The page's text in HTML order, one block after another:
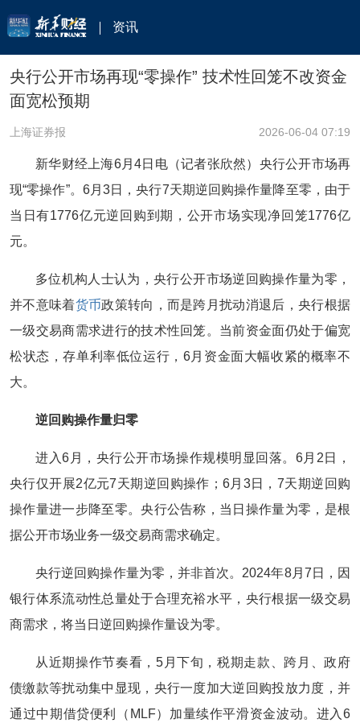
资讯
央行公开市场再现“零操作” 技术性回笼不改资金
面宽松预期
上海证券报 2026-06-04 07:19
新华财经上海6月4日电（记者张欣然）央行公开市场再
现“零操作”。6月3日，央行7天期逆回购操作量降至零，由于
当日有1776亿元逆回购到期，公开市场实现净回笼1776亿
元。
多位机构人士认为，央行公开市场逆回购操作量为零，
并不意味着货币政策转向，而是跨月扰动消退后，央行根据
一级交易商需求进行的技术性回笼。当前资金面仍处于偏宽
松状态，存单利率低位运行，6月资金面大幅收紧的概率不
大。
逆回购操作量归零
进入6月，央行公开市场操作规模明显回落。6月2日，
央行仅开展2亿元7天期逆回购操作；6月3日，7天期逆回购
操作量进一步降至零。央行公告称，当日操作量为零，是根
据公开市场业务一级交易商需求确定。
央行逆回购操作量为零，并非首次。2024年8月7日，因
银行体系流动性总量处于合理充裕水平，央行根据一级交易
商需求，将当日逆回购操作量设为零。
从近期操作节奏看，5月下旬，税期走款、跨月、政府
债缴款等扰动集中显现，央行一度加大逆回购投放力度，并
通过中期借贷便利（MLF）加量续作平滑资金波动。进入6